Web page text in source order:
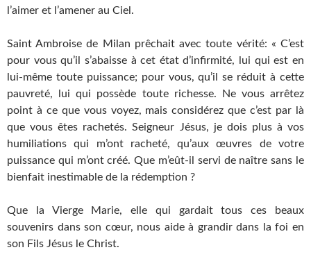
l’aimer et l’amener au Ciel.
Saint Ambroise de Milan prêchait avec toute vérité: « C’est
pour vous qu’il s’abaisse à cet état d’infirmité, lui qui est en
lui-même toute puissance; pour vous, qu’il se réduit à cette
pauvreté, lui qui possède toute richesse. Ne vous arrêtez
point à ce que vous voyez, mais considérez que c’est par là
que vous êtes rachetés. Seigneur Jésus, je dois plus à vos
humiliations qui m’ont racheté, qu’aux œuvres de votre
puissance qui m’ont créé. Que m’eût-il servi de naître sans le
bienfait inestimable de la rédemption ?
Que la Vierge Marie, elle qui gardait tous ces beaux
souvenirs dans son cœur, nous aide à grandir dans la foi en
son Fils Jésus le Christ.